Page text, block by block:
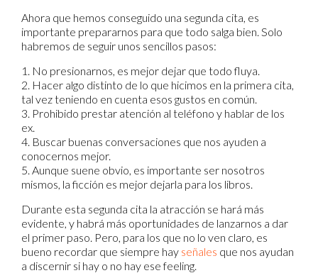
Ahora que hemos conseguido una segunda cita, es
importante prepararnos para que todo salga bien. Solo
habremos de seguir unos sencillos pasos:
1. No presionarnos, es mejor dejar que todo fluya.
2. Hacer algo distinto de lo que hicimos en la primera cita,
tal vez teniendo en cuenta esos gustos en común.
3. Prohibido prestar atención al teléfono y hablar de los
ex.
4. Buscar buenas conversaciones que nos ayuden a
conocernos mejor.
5. Aunque suene obvio, es importante ser nosotros
mismos, la ficción es mejor dejarla para los libros.
Durante esta segunda cita la atracción se hará más
evidente, y habrá más oportunidades de lanzarnos a dar
el primer paso. Pero, para los que no lo ven claro, es
bueno recordar que siempre hay señales que nos ayudan
a discernir si hay o no hay ese feeling.